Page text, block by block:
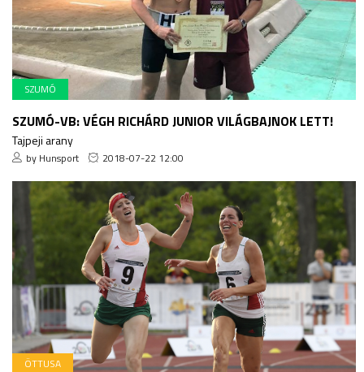
SZUMÓ
SZUMÓ-VB: VÉGH RICHÁRD JUNIOR VILÁGBAJNOK LETT!
Tajpeji arany
by Hunsport 2018-07-22 12:00
ÖTTUSA